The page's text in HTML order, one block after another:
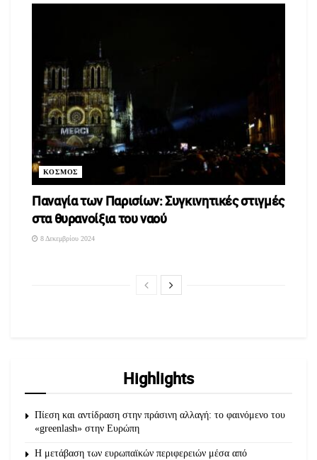
ΚΟΣΜΟΣ
Παναγία των Παρισίων: Συγκινητικές στιγμές
στα θυρανοίξια του ναού
8 Δεκεμβρίου 2024
Highlights
Πίεση και αντίδραση στην πράσινη αλλαγή: το φαινόμενο του
«greenlash» στην Ευρώπη
Η μετάβαση των ευρωπαϊκών περιφερειών μέσα από